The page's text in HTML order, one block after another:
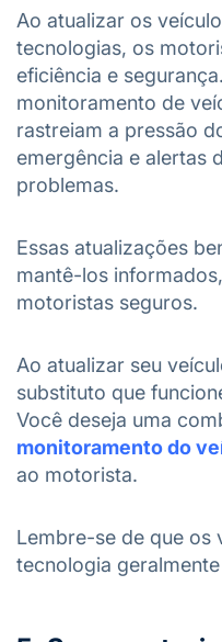
Ao atualizar os
tecnologias, os
eficiência e
monitoramento de
rastreiam a pressão
emergência e alertas
problemas.
Essas atualizações
mantê-los
motoristas seguros.
Ao atualizar seu
substituto que
Você deseja uma
monitoramento do
ao motorista.
Lembre-se de que os
tecnologia